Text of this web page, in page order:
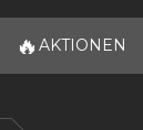
🔥 AKTIONEN